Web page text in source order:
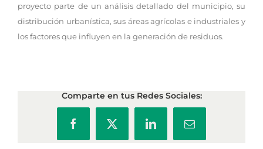
proyecto parte de un análisis detallado del municipio, su
distribución urbanística, sus áreas agrícolas e industriales y
los factores que influyen en la generación de residuos.
Comparte en tus Redes Sociales:
FacebookX LinkedInCorreo
electrónico